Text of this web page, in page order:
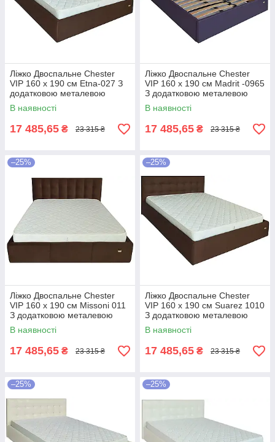
Ліжко Двоспальне Chester
VIP 160 х 190 см Etna-027 З
додатковою металевою
цільнозварною рамою
Коричневий
В наявності
17 485,65 ₴ 23 315 ₴
Ліжко Двоспальне Chester
VIP 160 х 190 см Madrit -0965
З додатковою металевою
цільнозварною рамою
Фіолетовий
В наявності
17 485,65 ₴ 23 315 ₴
–25%
Ліжко Двоспальне Chester
VIP 160 х 190 см Missoni 011
З додатковою металевою
цільнозварною рамою
Темно-коричневий
В наявності
17 485,65 ₴ 23 315 ₴
–25%
Ліжко Двоспальне Chester
VIP 160 х 190 см Suarez 1010
З додатковою металевою
цільнозварною рамою
Коричневий
В наявності
17 485,65 ₴ 23 315 ₴
–25% –25%